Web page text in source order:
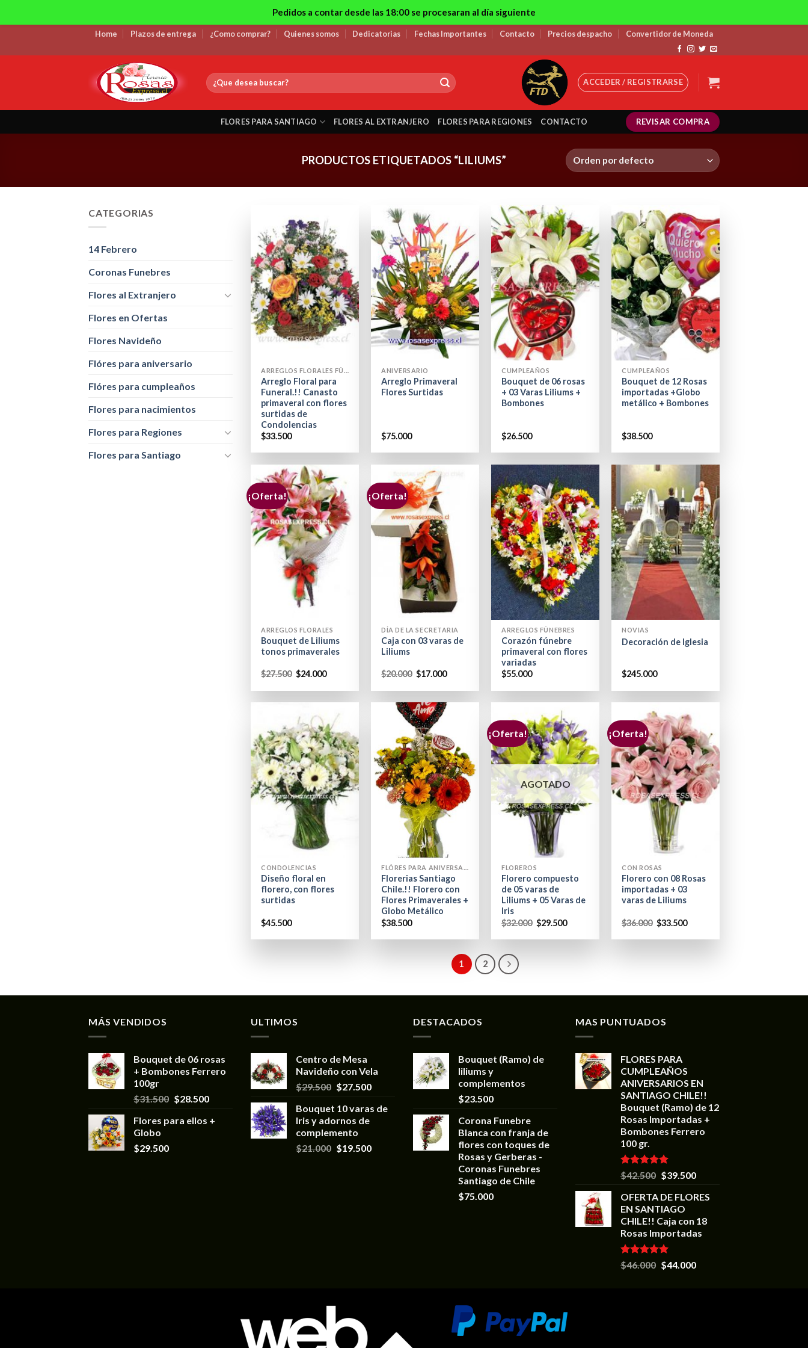
Home Plazos de entrega ¿Como comprar? Quienes somos Dedicatorias Fechas Importantes Contacto Precios despacho Convertidor de Moneda
Buscar
por:
ACCEDER / REGISTRARSE
FLORES PARA SANTIAGO FLORES AL EXTRANJERO FLORES PARA REGIONES CONTACTO REVISAR COMPRA
PRODUCTOS ETIQUETADOS “LILIUMS”
CATEGORIAS
14 Febrero
Coronas Funebres
Flores al Extranjero
Flores en Ofertas
Flores Navideño
Flóres para aniversario
Flóres para cumpleaños
Flores para nacimientos
Flores para Regiones
Flores para Santiago
ARREGLOS FLORALES FÚNEBRES
Arreglo Floral para
Funeral.!! Canasto
primaveral con flores
surtidas de
Condolencias
$33.500
ANIVERSARIO
Arreglo Primaveral
Flores Surtidas
$75.000
+
CUMPLEAÑOS
Bouquet de 06 rosas
+ 03 Varas Liliums +
Bombones
$26.500
+
CUMPLEAÑOS
Bouquet de 12 Rosas
importadas +Globo
metálico + Bombones
$38.500
¡Oferta!
ARREGLOS FLORALES
Bouquet de Liliums
tonos primaverales
$27.500 $24.000
¡Oferta!
DÍA DE LA SECRETARIA
Caja con 03 varas de
Liliums
$20.000 $17.000
+
ARREGLOS FÚNEBRES
Corazón fúnebre
primaveral con flores
variadas
$55.000
+
NOVIAS
Decoración de Iglesia
$245.000
CONDOLENCIAS
Diseño floral en
florero, con flores
surtidas
$45.500
FLÓRES PARA ANIVERSARIO
Florerias Santiago
Chile.!! Florero con
Flores Primaverales +
Globo Metálico
$38.500
¡Oferta!
AGOTADO
FLOREROS
Florero compuesto
de 05 varas de
Liliums + 05 Varas de
Iris
$32.000 $29.500
¡Oferta!
CON ROSAS
Florero con 08 Rosas
importadas + 03
varas de Liliums
$36.000 $33.500
1 2
MÁS VENDIDOS
Bouquet de 06 rosas
+ Bombones Ferrero
100gr
$31.500 $28.500
Flores para ellos +
Globo
$29.500
ULTIMOS
Centro de Mesa
Navideño con Vela
$29.500 $27.500
Bouquet 10 varas de
Iris y adornos de
complemento
$21.000 $19.500
DESTACADOS
Bouquet (Ramo) de
liliums y
complementos
$23.500
Corona Funebre
Blanca con franja de
flores con toques de
Rosas y Gerberas -
Coronas Funebres
Santiago de Chile
$75.000
MAS PUNTUADOS
FLORES PARA
CUMPLEAÑOS
ANIVERSARIOS EN
SANTIAGO CHILE!!
Bouquet (Ramo) de 12
Rosas Importadas +
Bombones Ferrero
100 gr.
Valorado en
5.00
$42.500 $39.500
OFERTA DE FLORES
EN SANTIAGO
CHILE!! Caja con 18
Rosas Importadas
Valorado en
5.00
$46.000 $44.000
Pedidos a contar desde las 18:00 se procesaran al día siguiente